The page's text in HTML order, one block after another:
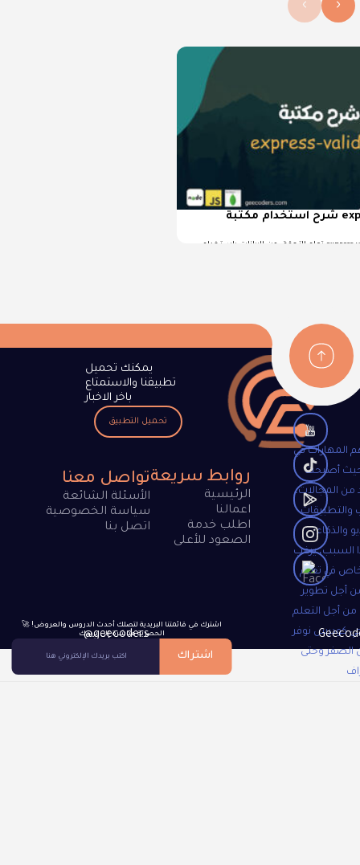
‹
›
شرح استخدام مكتبة express-validator في
تعلم التحقق من البيانات باستخدام express-validator في Node.js خطوة
المهارات في
حيث أصبحت
من المجالات،
والتطبيقات
والذكاء
السبب، يرغب
في تعلم
أجل تطوير
من أجل التعلم
جي كودرس نوفر
الصفر وحتى
@geecoders
روابط سريعة
الرئيسية
اعمالنا
اطلب خدمة
الصعود للأعلى
تواصل معنا
الأسئلة الشائعة
سياسة الخصوصية
اتصل بنا
🚀 !اشترك في قائمتنا البريدية لتصلك أحدث الدروس والعروض
الحصرية مباشرة إلى بريدك
اشتراك
يمكنك تحميل
تطبيقنا والاستمتاع
باخر الاخبار
تحميل التطبيق